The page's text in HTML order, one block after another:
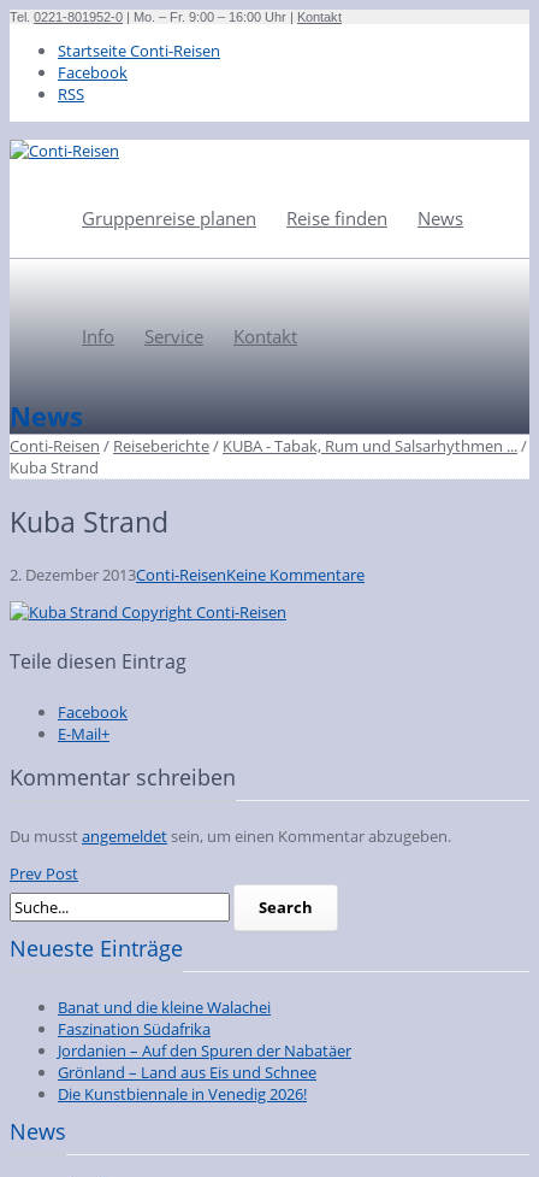
Tel. 0221-801952-0 | Mo. – Fr. 9:00 – 16:00 Uhr | Kontakt
Startseite Conti-Reisen
Facebook
RSS
Gruppenreise planen Reise finden News
Info Service Kontakt
News
Conti-Reisen / Reiseberichte/ KUBA - Tabak, Rum und Salsarhythmen .../
Kuba Strand
Kuba Strand
2. Dezember 2013Conti-ReisenKeine Kommentare
Teile diesen Eintrag
Facebook
E-Mail+
Kommentar schreiben
Du musstangemeldetsein, um einen Kommentar abzugeben.
Prev Post
Neueste Einträge
Banat und die kleine Walachei
Faszination Südafrika
Jordanien – Auf den Spuren der Nabatäer
Grönland – Land aus Eis und Schnee
Die Kunstbiennale in Venedig 2026!
News